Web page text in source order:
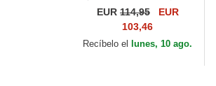
Twill Polo Bear de Polo
Ralph Lauren
EUR 114,95
EUR
103,46
Recíbelo el lunes, 10 ago.